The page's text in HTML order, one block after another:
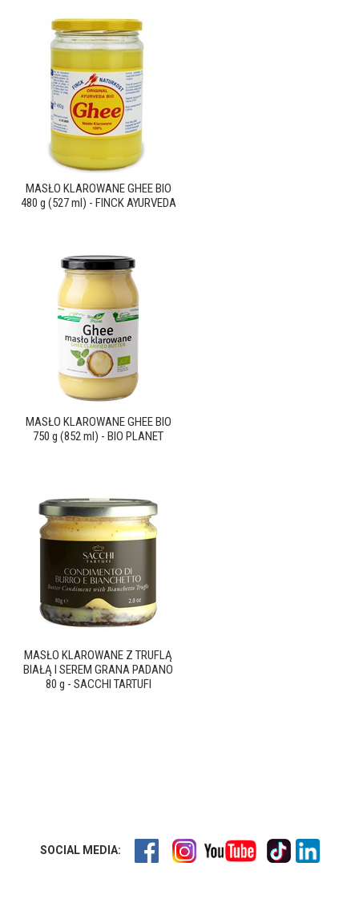
MASŁO KLAROWANE GHEE BIO
480 g (527 ml) - FINCK AYURVEDA
MASŁO KLAROWANE GHEE BIO
750 g (852 ml) - BIO PLANET
MASŁO KLAROWANE Z TRUFLĄ
BIAŁĄ I SEREM GRANA PADANO
80 g - SACCHI TARTUFI
SOCIAL MEDIA: